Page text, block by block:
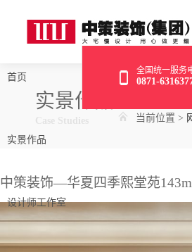
全国统一服务
0871-
首页
实景作品
设计师工作室
实景作品
当前位置 >
中策装饰—华夏四季熙堂苑